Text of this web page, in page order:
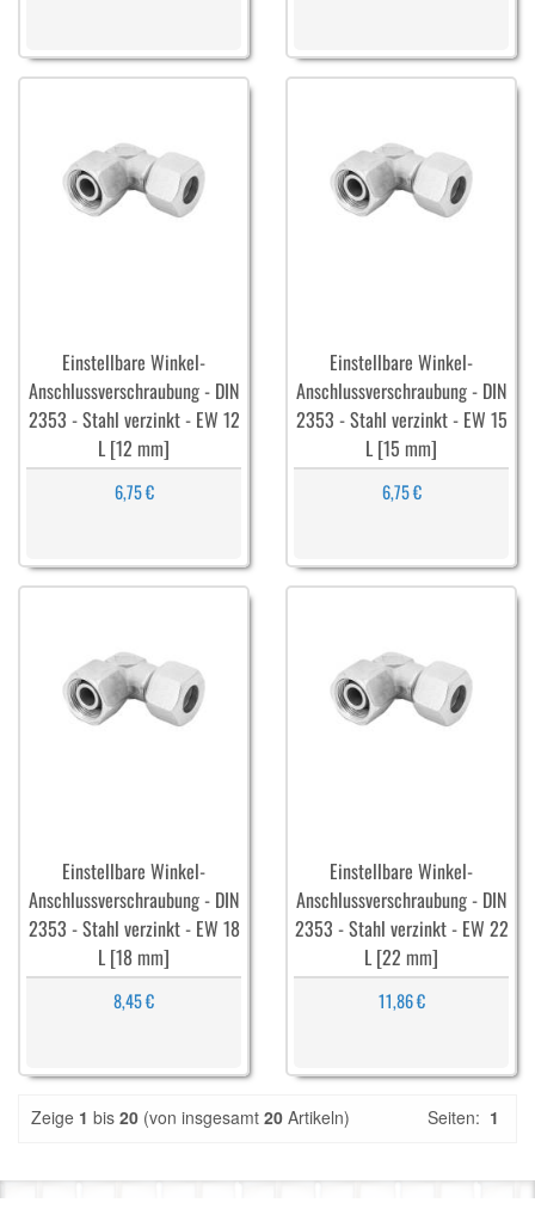
Einstellbare Winkel-
Anschlussverschraubung - DIN
2353 - Stahl verzinkt - EW 12
L [12 mm]
6,75 €
Einstellbare Winkel-
Anschlussverschraubung - DIN
2353 - Stahl verzinkt - EW 15
L [15 mm]
6,75 €
Einstellbare Winkel-
Anschlussverschraubung - DIN
2353 - Stahl verzinkt - EW 18
L [18 mm]
8,45 €
Einstellbare Winkel-
Anschlussverschraubung - DIN
2353 - Stahl verzinkt - EW 22
L [22 mm]
11,86 €
Zeige 1 bis 20 (von insgesamt 20 Artikeln) Seiten: 1